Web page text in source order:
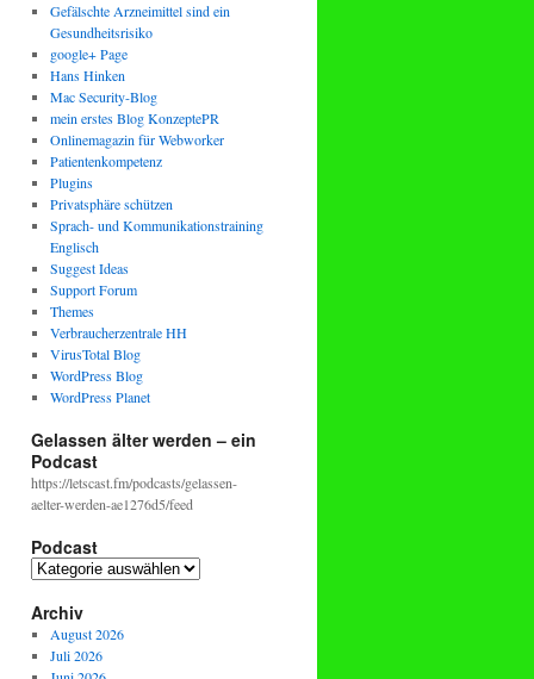
Gefälschte Arzneimittel sind ein
Gesundheitsrisiko
google+ Page
Hans Hinken
Mac Security-Blog
mein erstes Blog KonzeptePR
Onlinemagazin für Webworker
Patientenkompetenz
Plugins
Privatsphäre schützen
Sprach- und Kommunikationstraining
Englisch
Suggest Ideas
Support Forum
Themes
Verbraucherzentrale HH
VirusTotal Blog
WordPress Blog
WordPress Planet
Gelassen älter werden – ein
Podcast
https://letscast.fm/podcasts/gelassen-
aelter-werden-ae1276d5/feed
Podcast
Podcast
Archiv
August 2026
Juli 2026